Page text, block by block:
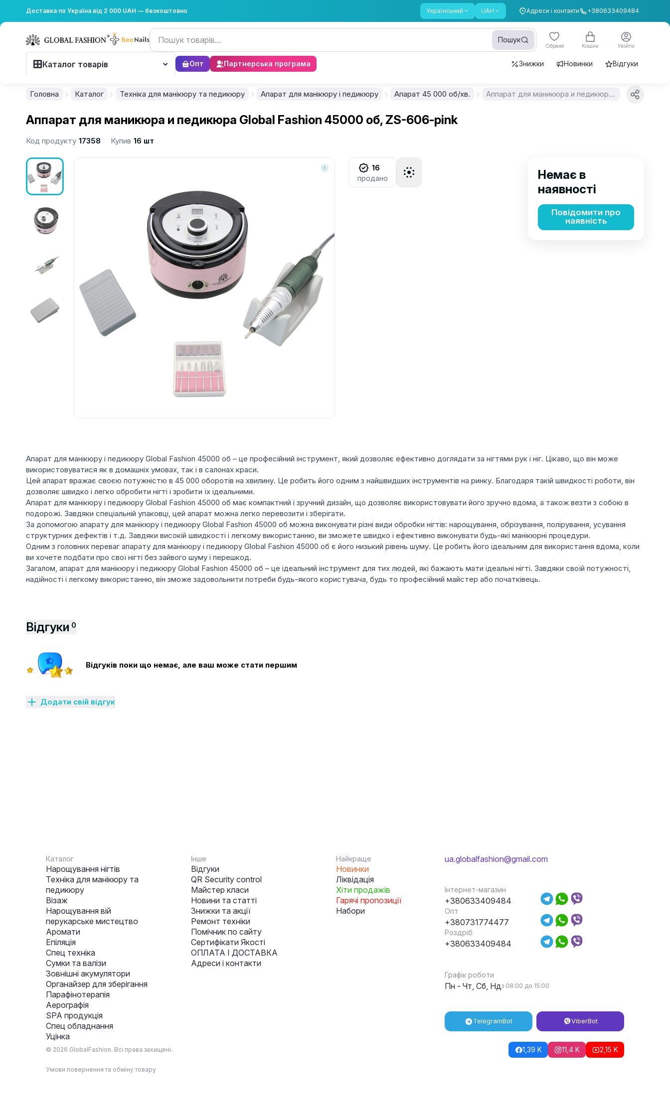
Доставка по Україна від 2 000 UAH — безкоштовно Український UAH Адреси і контакти +380633409484
Пошук
Обране Кошик Увійти
Каталог товарів Опт Партнерська програма Знижки Новинки Відгуки
Головна Каталог Техніка для манікюру та педикюру Апарат для манікюру і педикюру Апарат 45 000 об/хв. Аппарат для маникюра и педикюра Global Fashion 45000 об, ZS-606-pink
Аппарат для маникюра и педикюра Global Fashion 45000 об, ZS-606-pink
Код продукту 17358 Купив 16 шт
16
продано
Немає в
наявності
Повідомити про
наявність
Апарат для манікюру і педикюру Global Fashion 45000 об – це професійний інструмент, який дозволяє ефективно доглядати за нігтями рук і ніг. Цікаво, що він може
використовуватися як в домашніх умовах, так і в салонах краси.
Цей апарат вражає своєю потужністю в 45 000 оборотів на хвилину. Це робить його одним з найшвидших інструментів на ринку. Благодаря такій швидкості роботи, він
дозволяє швидко і легко обробити нігті і зробити їх ідеальними.
Апарат для манікюру і педикюру Global Fashion 45000 об має компактний і зручний дизайн, що дозволяє використовувати його зручно вдома, а також везти з собою в
подорожі. Завдяки спеціальній упаковці, цей апарат можна легко перевозити і зберігати.
За допомогою апарату для манікюру і педикюру Global Fashion 45000 об можна виконувати різні види обробки нігтів: нарощування, обрізування, полірування, усування
структурних дефектів і т.д. Завдяки високій швидкості і легкому використанню, ви зможете швидко і ефективно виконувати будь-які манікюрні процедури.
Одним з головних переваг апарату для манікюру і педикюру Global Fashion 45000 об є його низький рівень шуму. Це робить його ідеальним для використання вдома, коли
ви хочете подбати про свої нігті без зайвого шуму і перешкод.
Загалом, апарат для манікюру і педикюру Global Fashion 45000 об – це ідеальний інструмент для тих людей, які бажають мати ідеальні нігті. Завдяки своїй потужності,
надійності і легкому використанню, він зможе задовольнити потреби будь-якого користувача, будь то професійний майстер або початківець.
Відгуки 0
Відгуків поки що немає, але ваш може стати першим
Додати свій відгук
Каталог
Нарощування нігтів
Техніка для манікюру та
педикюру
Візаж
Нарощування вій
перукарське мистецтво
Аромати
Епіляція
Спец техніка
Сумки та валізи
Зовнішні акумулятори
Органайзер для зберігання
Парафінотерапія
Аерографія
SPA продукція
Спец обладнання
Уцінка
Інше
Відгуки
QR Security control
Майстер класи
Новини та статті
Знижки та акції
Ремонт техніки
Помічник по сайту
Сертифікати Якості
ОПЛАТА І ДОСТАВКА
Адреси і контакти
Найкраще
Новинки
Ліквідація
Хіти продажів
Гарячі пропозиції
Набори
ua.globalfashion@gmail.com
Інтернет-магазин
+380633409484
Опт
+380731774477
Роздріб
+380633409484
Графік роботи
Пн - Чт, Сб, Ндз 08:00 до 15:00
TelegramBot ViberBot
© 2026 GlobalFashion. Всі права захищені. 1,39 K 11,4 K 2,15 K
Умови повернення та обміну товару